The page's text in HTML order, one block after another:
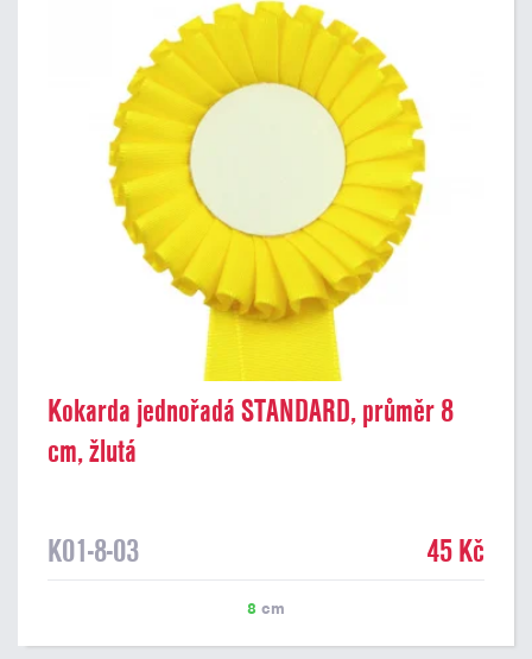
Kokarda jednořadá STANDARD, průměr 8
cm, žlutá
K01-8-03 45 Kč
8 cm